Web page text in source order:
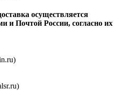
осуществляется
и Почтой России, согласно их